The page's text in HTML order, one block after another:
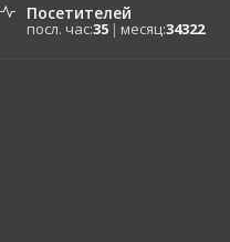
Посетителей
посл. час:35 | месяц:34322